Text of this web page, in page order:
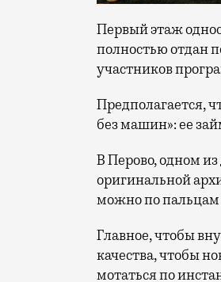
Первый этаж
полностью отдан
участников
Предполагается,
без машин»: ее
В Перово, одном
оригинальной
можно по пальцам
Главное, чтобы
качества, чтобы
мотаться по